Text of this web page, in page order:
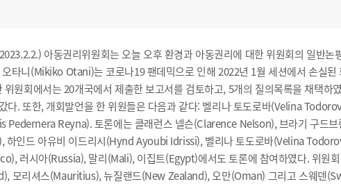
아동권리위원회는 오늘 오후 환경과 아동권리에 대한 위원회의 일반
타니(Mikiko Otani)는 코로나19 팬데믹으로 인해 2022년 1월 세션에서 손실
원회에서는 20개국에서 제출한 보고서를 검토하고, 5개의 질의목록을 채택
다. 또한, 개회발언을 한 위원들은 다음과 같다: 벨리나 토도로바(Velina
Pedernera Reyna). 토론에는 클래런스 넬슨(Clarence Nelson), 브라기 구드
인드 아유비 이드리시(Hynd Ayoubi Idrissi), 벨리나 토도로바(Velina
러시아(Russia), 말리(Mali), 이집트(Egypt)에서도 토론에 참여하였다. 위원
모리셔스(Mauritius), 뉴질랜드(New Zealand), 오만(Oman) 그리고 스웨덴